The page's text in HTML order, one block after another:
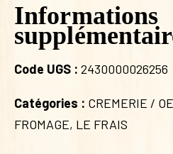
Informations
Code UGS : 2430000026256
Catégories : CREMERIE /
FROMAGE, LE FRAIS